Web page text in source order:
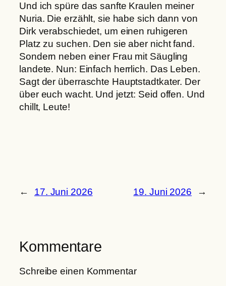
Und ich spüre das sanfte Kraulen meiner
Nuria. Die erzählt, sie habe sich dann von
Dirk verabschiedet, um einen ruhigeren
Platz zu suchen. Den sie aber nicht fand.
Sondern neben einer Frau mit Säugling
landete. Nun: Einfach herrlich. Das Leben.
Sagt der überraschte Hauptstadtkater. Der
über euch wacht. Und jetzt: Seid offen. Und
chillt, Leute!
← 17. Juni 2026 19. Juni 2026 →
Kommentare
Schreibe einen Kommentar